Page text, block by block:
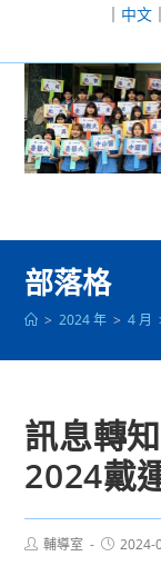
至
｜ 中文｜
部落格
> 2024 年 > 4 月
訊息轉
2024戴
Post輔導室
Post2024-